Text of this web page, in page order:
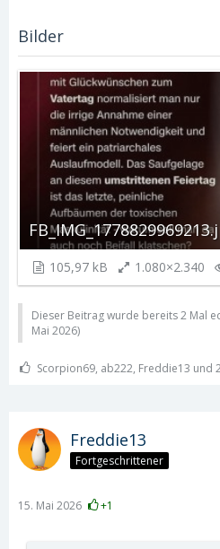
Bilder
105,97 kB 1.080×2.340
Dieser Beitrag wurde bereits 2 Mal
Mai 2026)
Scorpion69, ab222, Freddie13 und
Freddie13
Fortgeschrittener
15. Mai 2026 +1